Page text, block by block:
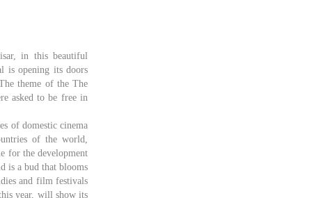
in this beautiful
is opening its doors
theme of the The
asked to be free in
of domestic cinema
of the world,
for the development
is a bud that blooms
and film festivals
year, will show its